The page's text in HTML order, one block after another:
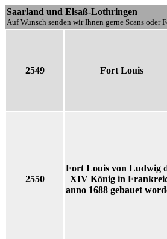
Saarland und Elsaß-Lothringen
Auf Wunsch senden wir Ihnen gerne Scans oder
2549 Fort Louis
2550
Fort Louis von Ludwig
XIV König in
anno 1688 gebauet